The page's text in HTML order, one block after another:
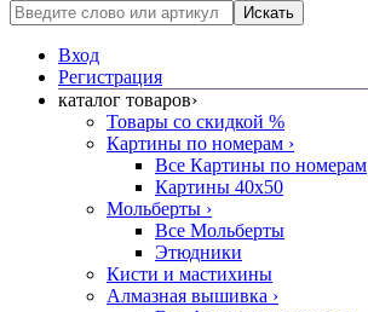
Искать
Вход
Регистрация
каталог товаров›
Товары со скидкой %
Картины по номерам ›
Все Картины по номерам
Картины 40x50
Мольберты ›
Все Мольберты
Этюдники
Кисти и мастихины
Алмазная вышивка ›